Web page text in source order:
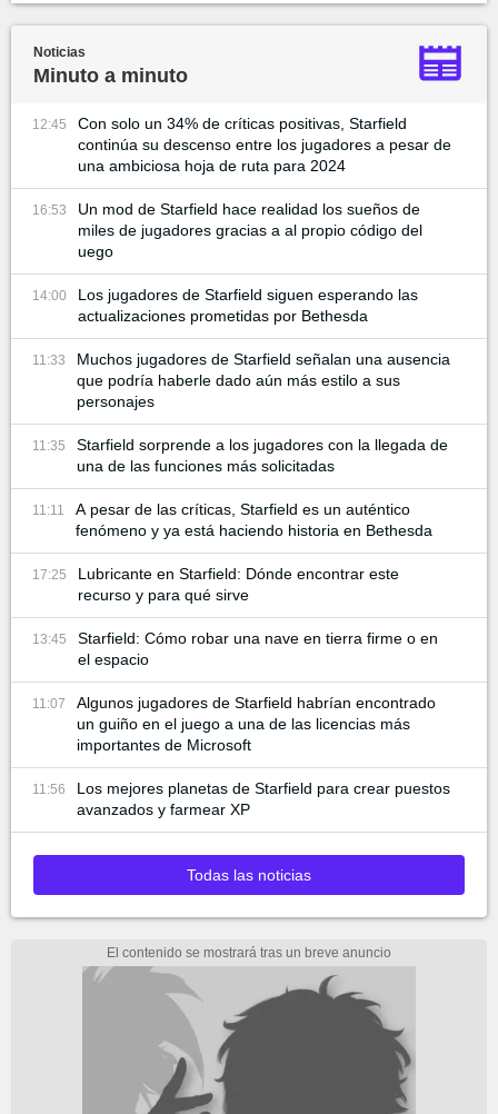
Noticias
Minuto a minuto
12:45
Con solo un 34% de críticas positivas, Starfield
continúa su descenso entre los jugadores a pesar de
una ambiciosa hoja de ruta para 2024
16:53
Un mod de Starfield hace realidad los sueños de
miles de jugadores gracias a al propio código del
uego
14:00
Los jugadores de Starfield siguen esperando las
actualizaciones prometidas por Bethesda
11:33
Muchos jugadores de Starfield señalan una ausencia
que podría haberle dado aún más estilo a sus
personajes
11:35
Starfield sorprende a los jugadores con la llegada de
una de las funciones más solicitadas
11:11
A pesar de las críticas, Starfield es un auténtico
fenómeno y ya está haciendo historia en Bethesda
17:25
Lubricante en Starfield: Dónde encontrar este
recurso y para qué sirve
13:45
Starfield: Cómo robar una nave en tierra firme o en
el espacio
11:07
Algunos jugadores de Starfield habrían encontrado
un guiño en el juego a una de las licencias más
importantes de Microsoft
11:56
Los mejores planetas de Starfield para crear puestos
avanzados y farmear XP
Todas las noticias